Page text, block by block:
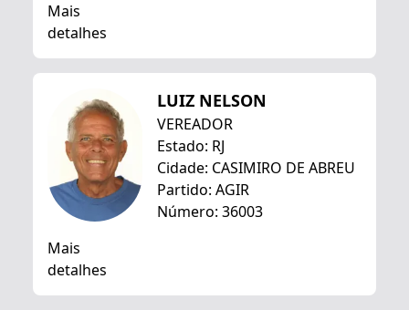
Mais
detalhes
LUIZ NELSON
VEREADOR
Estado: RJ
Cidade: CASIMIRO DE ABREU
Partido: AGIR
Número: 36003
Mais
detalhes